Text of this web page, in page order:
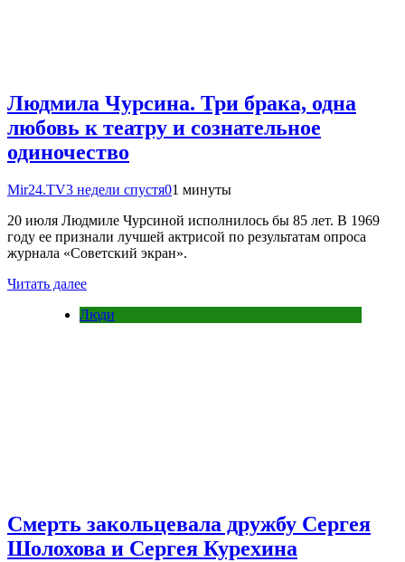
Людмила Чурсина. Три брака, одна
любовь к театру и сознательное
одиночество
Mir24.TV3 недели спустя01 минуты
20 июля Людмиле Чурсиной исполнилось бы 85 лет. В 1969
году ее признали лучшей актрисой по результатам опроса
журнала «Советский экран».
Читать далее
Люди
Смерть закольцевала дружбу Сергея
Шолохова и Сергея Курехина